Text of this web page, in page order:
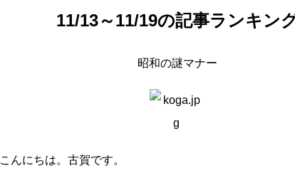
11/13～11/19の記事ランキン
昭和の謎マナー
こんにちは。古賀です。